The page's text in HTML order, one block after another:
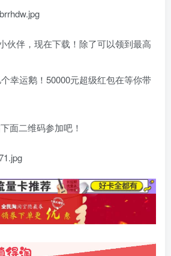
伙伴，现在下载！除了可以领到最高
幸运鹅！50000元超级红包在等你带
面二维码参加吧！